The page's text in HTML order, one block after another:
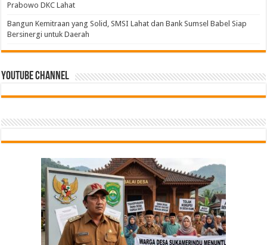
Prabowo DKC Lahat
Bangun Kemitraan yang Solid, SMSI Lahat dan Bank Sumsel Babel Siap
Bersinergi untuk Daerah
Youtube Channel